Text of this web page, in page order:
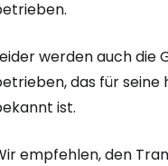
werden auch die
das für
ist.
empfehlen, den